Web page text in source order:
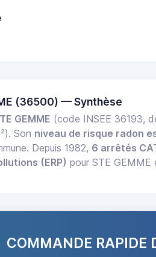
(36500) — Synthèse
GEMME (code INSEE 36193,
Son niveau de risque radon
Depuis 1982, 6 arrêtés
(ERP) pour STE GEMME
COMMANDE RAPIDE